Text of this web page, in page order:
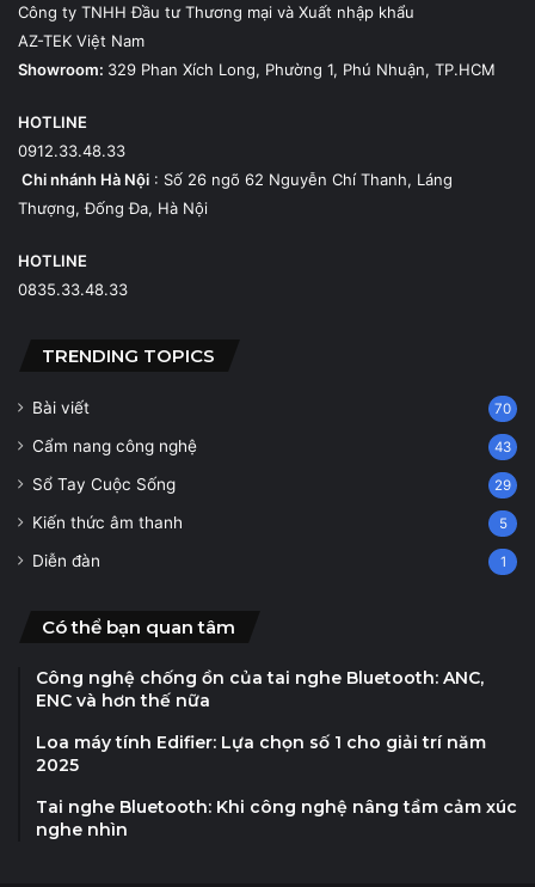
Công ty TNHH Đầu tư Thương mại và Xuất nhập khẩu
AZ-TEK Việt Nam
Showroom: 329 Phan Xích Long, Phường 1, Phú Nhuận, TP.HCM
HOTLINE
0912.33.48.33
Chi nhánh Hà Nội : Số 26 ngõ 62 Nguyễn Chí Thanh, Láng
Thượng, Đống Đa, Hà Nội
HOTLINE
0835.33.48.33
TRENDING TOPICS
Bài viết 70
Cẩm nang công nghệ 43
Sổ Tay Cuộc Sống 29
Kiến thức âm thanh 5
Diễn đàn 1
Có thể bạn quan tâm
Công nghệ chống ồn của tai nghe Bluetooth: ANC,
ENC và hơn thế nữa
Loa máy tính Edifier: Lựa chọn số 1 cho giải trí năm
2025
Tai nghe Bluetooth: Khi công nghệ nâng tầm cảm xúc
nghe nhìn